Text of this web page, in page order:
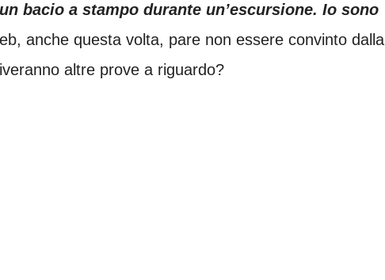
bacio a stampo durante un’escursione. Io sono
anche questa volta, pare non essere convinto dalla
altre prove a riguardo?